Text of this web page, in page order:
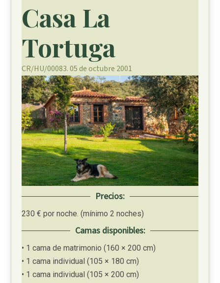
Casa La
Tortuga
CR/HU/00083. 05 de octubre 2001
Precios:
230 € por noche. (mínimo 2 noches)
Camas disponibles:
• 1 cama de matrimonio (160 × 200 cm)
• 1 cama individual (105 × 180 cm)
• 1 cama individual (105 × 200 cm)